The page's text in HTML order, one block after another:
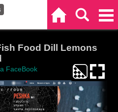
Food Dill Lemons
FaceBook